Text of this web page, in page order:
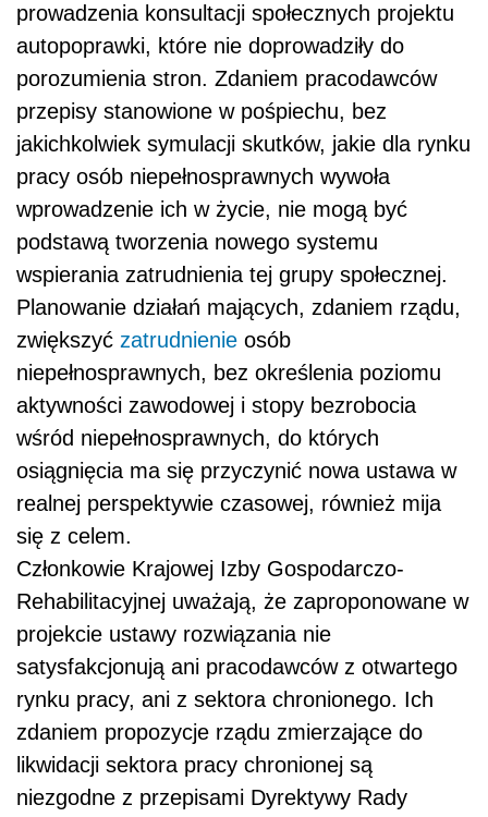
prowadzenia konsultacji społecznych projektu
autopoprawki, które nie doprowadziły do
porozumienia stron. Zdaniem pracodawców
przepisy stanowione w pośpiechu, bez
jakichkolwiek symulacji skutków, jakie dla rynku
pracy osób niepełnosprawnych wywoła
wprowadzenie ich w życie, nie mogą być
podstawą tworzenia nowego systemu
wspierania zatrudnienia tej grupy społecznej.
Planowanie działań mających, zdaniem rządu,
zwiększyć zatrudnienie osób
niepełnosprawnych, bez określenia poziomu
aktywności zawodowej i stopy bezrobocia
wśród niepełnosprawnych, do których
osiągnięcia ma się przyczynić nowa ustawa w
realnej perspektywie czasowej, również mija
się z celem.
Członkowie Krajowej Izby Gospodarczo-
Rehabilitacyjnej uważają, że zaproponowane w
projekcie ustawy rozwiązania nie
satysfakcjonują ani pracodawców z otwartego
rynku pracy, ani z sektora chronionego. Ich
zdaniem propozycje rządu zmierzające do
likwidacji sektora pracy chronionej są
niezgodne z przepisami Dyrektywy Rady